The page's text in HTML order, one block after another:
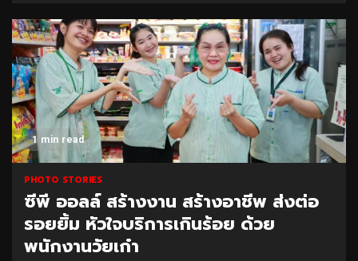
1 min read
PHOTO STORIES
ซีพี ออลล์ สร้างงาน สร้างอาชีพ ส่งต่อ
รอยยิ้ม หัวใจบริการเกินร้อย ด้วย
พนักงานวัยเก๋า